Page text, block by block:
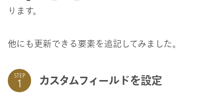
ります。
他にも更新できる要素を追記してみました。
STEP カスタムフィールドを設定